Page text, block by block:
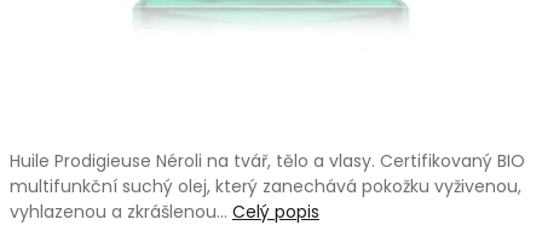
Huile Prodigieuse Néroli na tvář, tělo a vlasy. Certifikovaný BIO
multifunkční suchý olej, který zanechává pokožku vyživenou,
vyhlazenou a zkrášlenou… Celý popis